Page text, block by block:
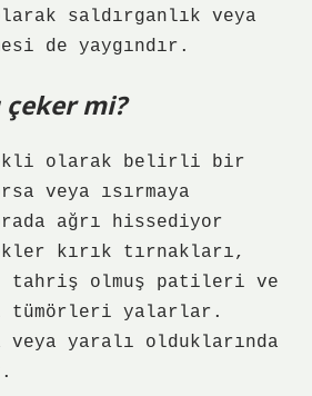
saldırganlık veya
de yaygındır.
çeker mi?
olarak belirli bir
veya ısırmaya
ağrı hissediyor
kırık tırnakları,
tahriş olmuş patileri ve
tümörleri yalarlar.
veya yaralı olduklarında